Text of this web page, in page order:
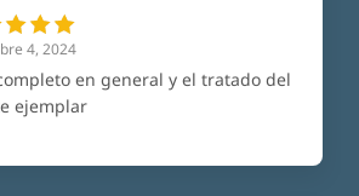
4, 2024
en general y el tratado del
ejemplar